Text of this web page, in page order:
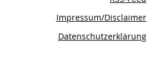
Impressum/Disclaimer
Datenschutzerklärung